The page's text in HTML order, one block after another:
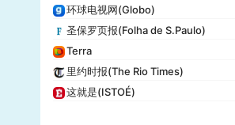
纽约客(New Yorker)
娱乐周刊(Entertainment Weekly)
芝加哥论坛报(Chicago Tribune)
财富(Fortune)
纽约每日新闻(New York Daily News)
环球电视网(Globo)
圣保罗页报(Folha de S.Paulo)
Terra
里约时报(The Rio Times)
这就是(ISTOÉ)